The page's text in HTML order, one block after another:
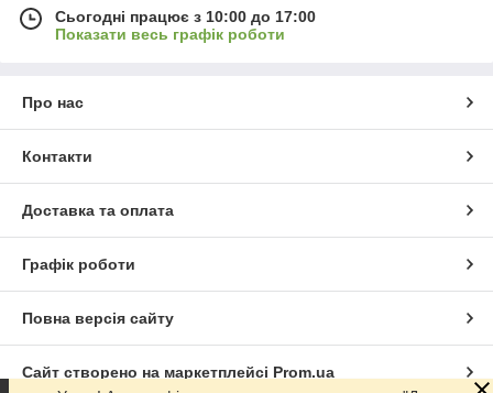
Сьогодні працює з 10:00 до 17:00
Показати весь графік роботи
Про нас
Контакти
Доставка та оплата
Графік роботи
Повна версія сайту
Сайт створено на маркетплейсі Prom.ua